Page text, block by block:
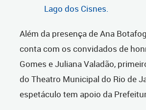
Lago dos Cisnes.
Além da presença de Ana
conta com os convidados de
Gomes e Juliana Valadão,
do Theatro Municipal do Rio de
espetáculo tem apoio da